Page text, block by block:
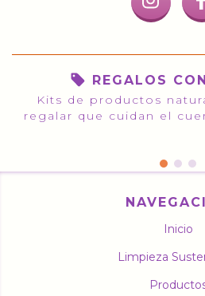
REGALOS
Kits de productos
regalar que cuidan el
Inicio
Limpieza